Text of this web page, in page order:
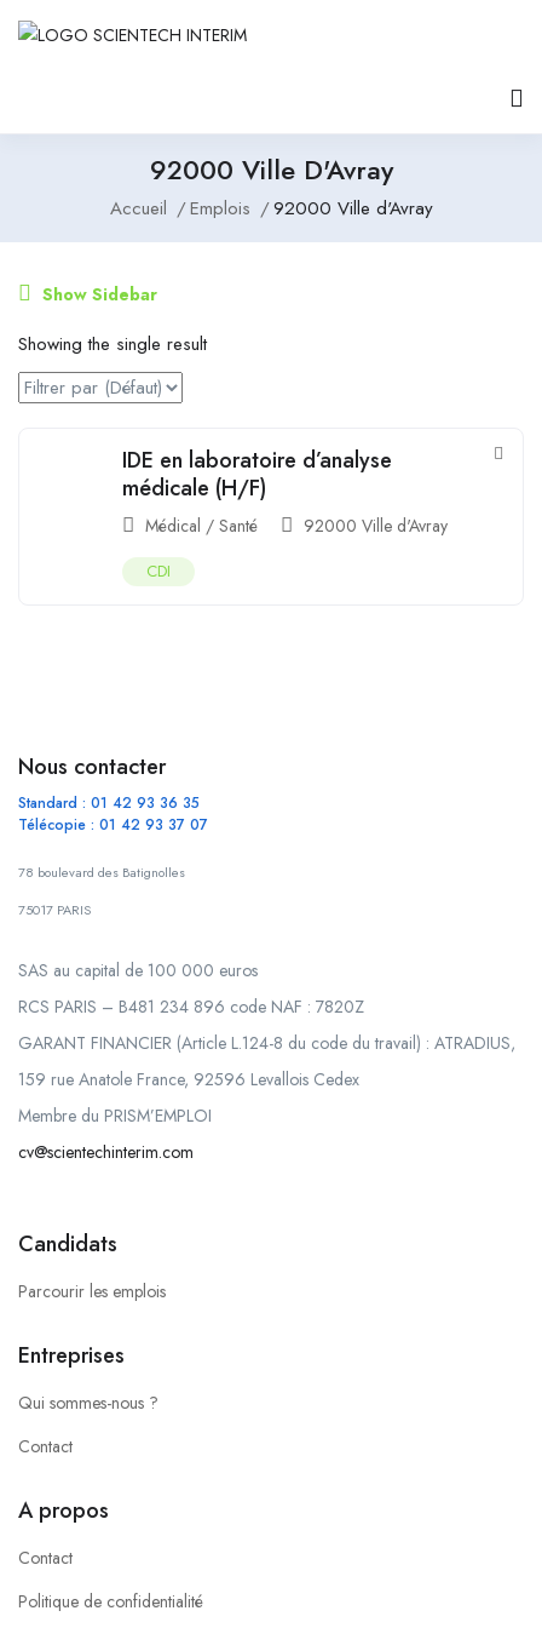
92000 Ville D'Avray
Accueil Emplois 92000 Ville d'Avray
Show Sidebar
Showing the single result
IDE en laboratoire d’analyse
médicale (H/F)
Médical / Santé 92000 Ville d'Avray
CDI
Nous contacter
Standard : 01 42 93 36 35
Télécopie : 01 42 93 37 07
78 boulevard des Batignolles
75017 PARIS
SAS au capital de 100 000 euros
RCS PARIS – B481 234 896 code NAF : 7820Z
GARANT FINANCIER (Article L.124-8 du code du travail) : ATRADIUS,
159 rue Anatole France, 92596 Levallois Cedex
Membre du PRISM’EMPLOI
cv@scientechinterim.com
Candidats
Parcourir les emplois
Entreprises
Qui sommes-nous ?
Contact
A propos
Contact
Politique de confidentialité